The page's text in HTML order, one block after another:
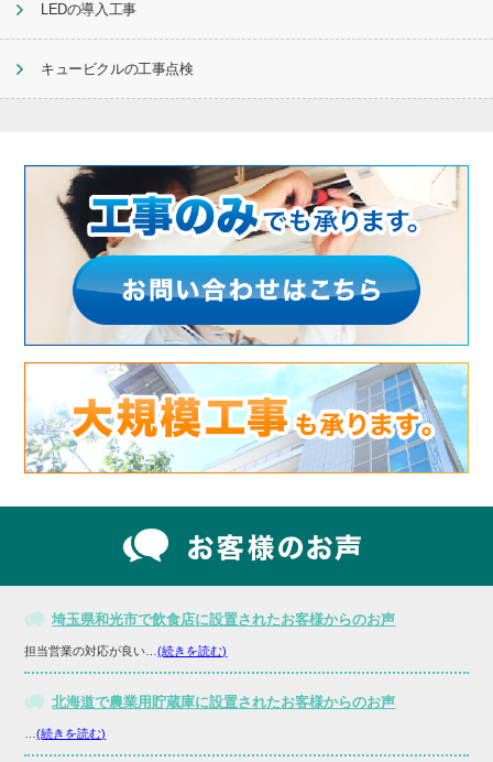
LEDの導入工事
キュービクルの工事点検
埼玉県和光市で飲食店に設置されたお客様からのお声
担当営業の対応が良い…(続きを読む)
北海道で農業用貯蔵庫に設置されたお客様からのお声
…(続きを読む)